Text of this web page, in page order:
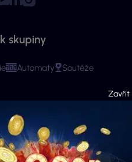
skupiny
Automaty Soutěže
Vyhraj.cz | Ministerstvo financí
závislost! Stránky mají čistě
se týkají osob starších 18 let.
se sídlem Kurzova 2222/16, Stodůlky,